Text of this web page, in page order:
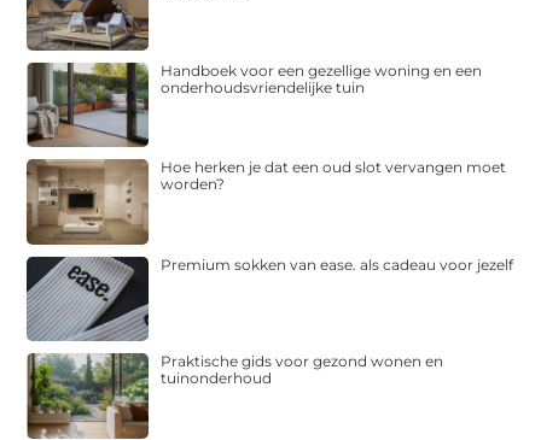
Handboek voor een gezellige woning en een
onderhoudsvriendelijke tuin
Hoe herken je dat een oud slot vervangen moet
worden?
Premium sokken van ease. als cadeau voor jezelf
Praktische gids voor gezond wonen en
tuinonderhoud